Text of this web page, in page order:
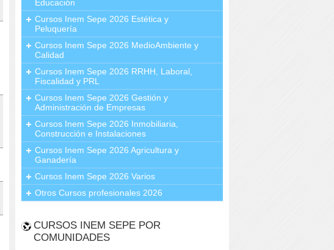
Educación
Cursos Inem Sepe 2026 Estética y
Peluquería
Cursos Inem Sepe 2026 MedioAmbiente y
Calidad
Cursos Inem Sepe 2026 RRHH, Laboral,
Fiscalidad y PRL
Cursos Inem Sepe 2026 Gestión y
Administración de Empresas
Cursos Inem Sepe 2026 Inmobiliaria,
Construcción e Instalaciones
Cursos Inem Sepe 2026 Agricultura y
Ganadería
Cursos Inem Sepe 2026 Varios
Otros Cursos profesionales 2026
CURSOS INEM SEPE POR
COMUNIDADES